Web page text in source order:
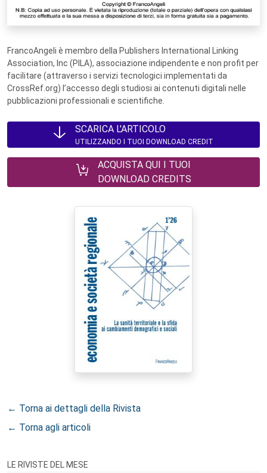
FrancoAngeli è membro della Publishers International Linking
Association, Inc (PILA), associazione indipendente e non profit per
facilitare (attraverso i servizi tecnologici implementati da
CrossRef.org) l’accesso degli studiosi ai contenuti digitali nelle
pubblicazioni professionali e scientifiche.
SCARICA L'ARTICOLO
UTILIZZANDO I TUOI DOWNLOAD CREDIT
ACQUISTA QUI I TUOI
DOWNLOAD CREDITS
← Torna ai dettagli della Rivista
← Torna agli articoli
LE RIVISTE DEL MESE